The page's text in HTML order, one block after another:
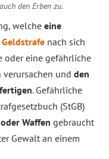
den Erben zu.
welche eine
Geldstrafe nach sich
oder eine gefährliche
und den
. Gefährliche
(StGB)
Waffen gebraucht
Gewalt an einem